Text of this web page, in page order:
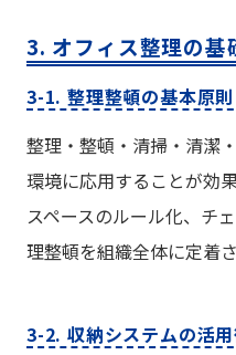
3. オフィス整理の基
3-1. 整理整頓の基本原
整理・整頓・清掃・清潔
環境に応用することが効
スペースのルール化、チ
理整頓を組織全体に定着
3-2. 収納システムの活